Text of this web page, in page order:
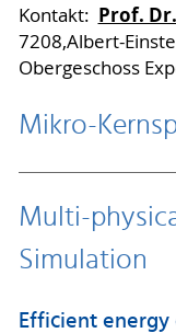
Kontakt: Prof.
7208,Albert-
Obergeschoss
Mikro-
Multi-
Simulation
Efficient